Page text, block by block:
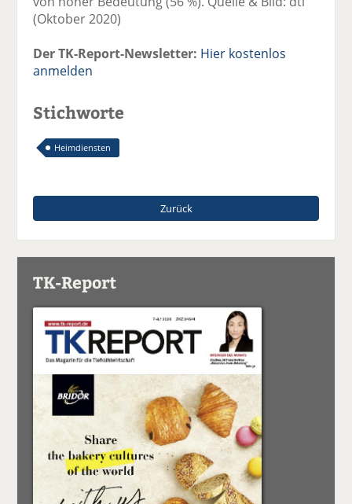
(Oktober 2020)
Der TK-Report-Newsletter: Hier kostenlos
anmelden
Stichworte
Heimdiensten
Zurück
TK-Report